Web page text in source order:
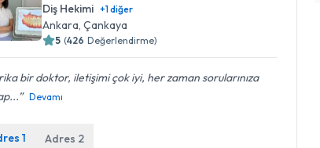
Diş Hekimi +1diğer
Ankara, Çankaya
5 (426 Değerlendirme)
bir doktor, iletişimi çok iyi, her zaman sorularınıza
Devamı
1 Adres 2